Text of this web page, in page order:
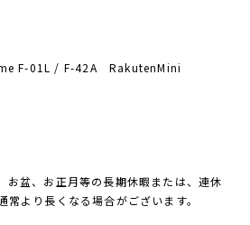
me F-01L / F-42A RakutenMini
お盆、お正月等の長期休暇または、連休
より長くなる場合がございます。